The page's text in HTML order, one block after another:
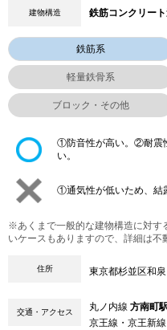
建物構造 鉄筋コンクリー
鉄筋系
軽量鉄骨系
ブロック・その他
①防音性が高い。②耐震
い。
①通気性が低いため、結
※あくまで一般的な建物構造に対す
いケースもありますので、詳細は不
住所 東京都杉並区和泉
交通・アクセス 丸ノ内線 方南町
京王線・京王新線